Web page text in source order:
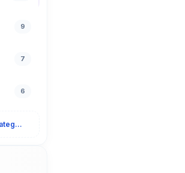
9
7
6
Lihat semua 25 kategori